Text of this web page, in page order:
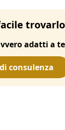
adatti a te
consulenza